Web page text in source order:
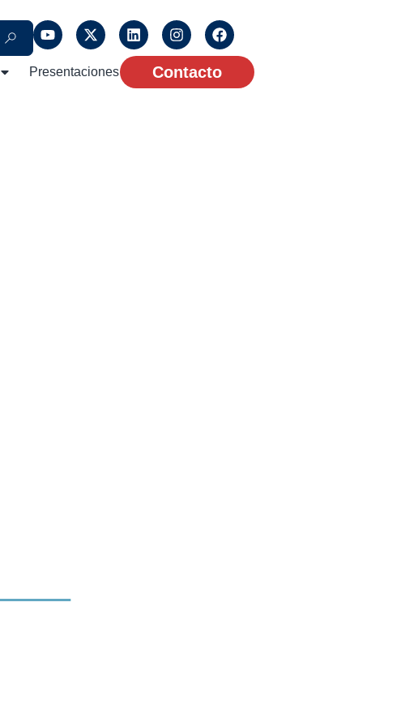
Presentaciones Contacto